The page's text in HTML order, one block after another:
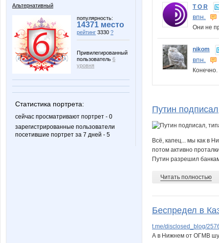
Альтернативный
популярность:
14371 место
рейтинг 3330 ?
Привилегированный
пользователь 6
уровня
Статистика портрета:
сейчас просматривают портрет - 0
зарегистрированные пользователи
посетившие портрет за 7 дней - 5
T O R
впн.
Они не
nikom
впн.
Путин
Всё, капец... мы как в
потом активно
Путин разрешил
Читать полностью
Беспредел в
t.me/disclosed_blog/
А в Нижнем от ОГМВ